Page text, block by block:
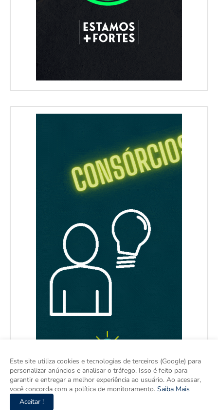
Este site utiliza cookies e tecnologias de terceiros (Google) para
personalizar anúncios e analisar o tráfego. Isso é feito para
garantir e entregar a melhor experiência ao usuário. Ao acessar,
você concorda com a política de monitoramento. Saiba Mais
Aceitar !